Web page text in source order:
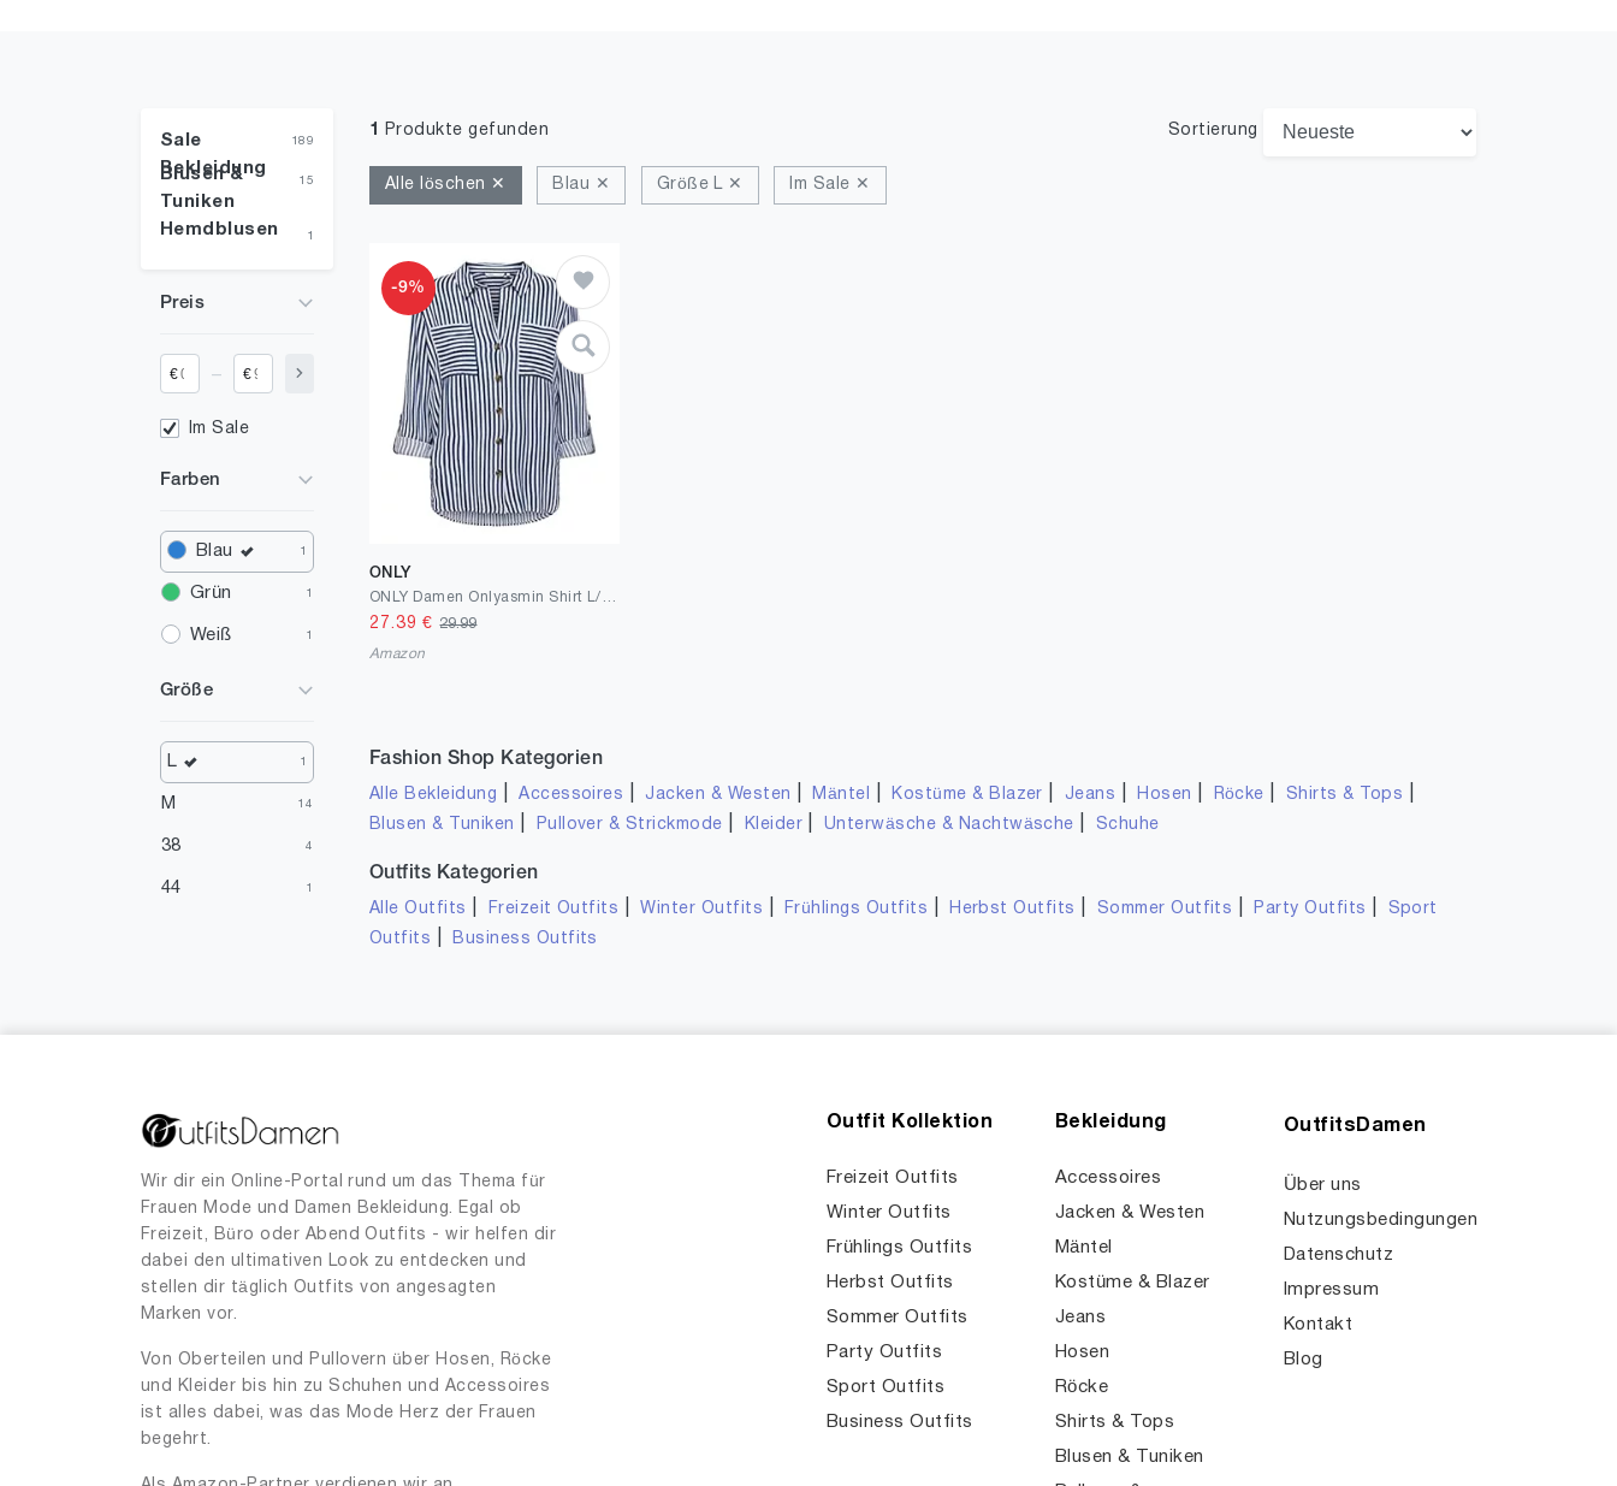
Sale
Bekleidung
189
Blusen &
Tuniken
15
Hemdblusen 1
Preis
€ €
Im Sale
Farben
Blau 1
Grün 1
Weiß 1
Größe
L 1
M 14
38 4
44 1
1 Produkte gefunden Sortierung
Alle löschen ✕ Blau ✕ Größe L ✕ Im Sale ✕
-9%
ONLY
27.39 €29.99
Amazon
Fashion Shop Kategorien
Alle Bekleidung |Accessoires Jacken & Westen Mäntel Kostüme & Blazer Jeans Hosen Röcke Shirts & Tops
Blusen & Tuniken Pullover & Strickmode Kleider Unterwäsche & Nachtwäsche Schuhe
Outfits Kategorien
Alle Outfits Freizeit Outfits |Winter Outfits Frühlings Outfits Herbst Outfits Sommer Outfits Party Outfits
Sport
Outfits
Business Outfits
Wir dir ein Online-Portal rund um das Thema für
Frauen Mode und Damen Bekleidung. Egal ob
Freizeit, Büro oder Abend Outfits - wir helfen dir
dabei den ultimativen Look zu entdecken und
stellen dir täglich Outfits von angesagten
Marken vor.
Von Oberteilen und Pullovern über Hosen, Röcke
und Kleider bis hin zu Schuhen und Accessoires
ist alles dabei, was das Mode Herz der Frauen
begehrt.
Outfit Kollektion
Freizeit Outfits
Winter Outfits
Frühlings Outfits
Herbst Outfits
Sommer Outfits
Party Outfits
Sport Outfits
Business Outfits
Bekleidung
Accessoires
Jacken & Westen
Mäntel
Kostüme & Blazer
Jeans
Hosen
Röcke
Shirts & Tops
Blusen & Tuniken
OutfitsDamen
Über uns
Nutzungsbedingungen
Datenschutz
Impressum
Kontakt
Blog